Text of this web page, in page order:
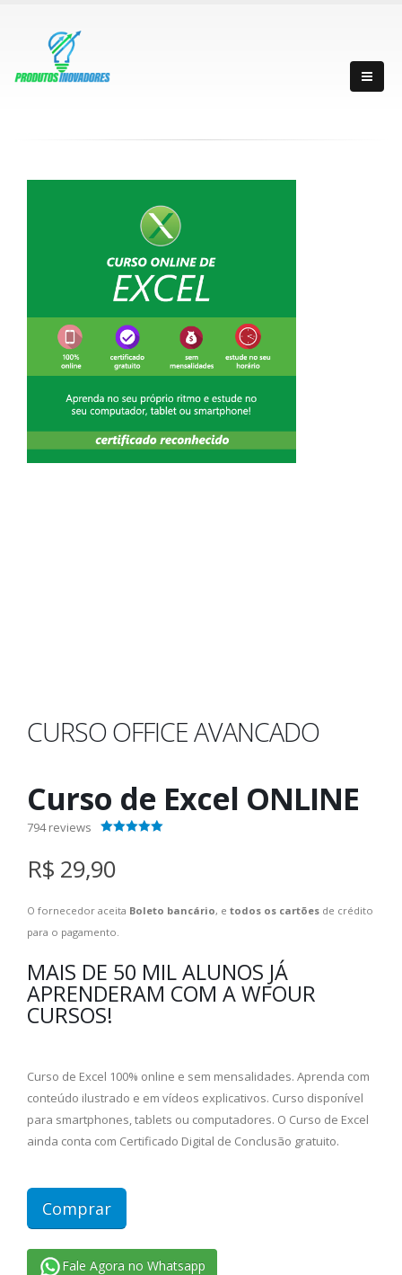
CURSO OFFICE AVANCADO
Curso de Excel ONLINE
794reviews
R$ 29,90
O fornecedor aceita Boleto bancário, e todos os cartões de crédito
para o pagamento.
MAIS DE 50 MIL ALUNOS JÁ
APRENDERAM COM A WFOUR
CURSOS!
Curso de Excel 100% online e sem mensalidades. Aprenda com
conteúdo ilustrado e em vídeos explicativos. Curso disponível
para smartphones, tablets ou computadores. O Curso de Excel
ainda conta com Certificado Digital de Conclusão gratuito.
Comprar
Fale Agora no Whatsapp